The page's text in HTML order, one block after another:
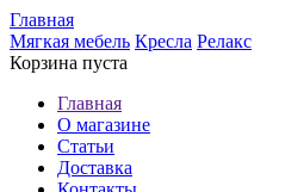
Главная
Мягкая мебель Кресла Релакс
Корзина пуста
Главная
О магазине
Статьи
Доставка